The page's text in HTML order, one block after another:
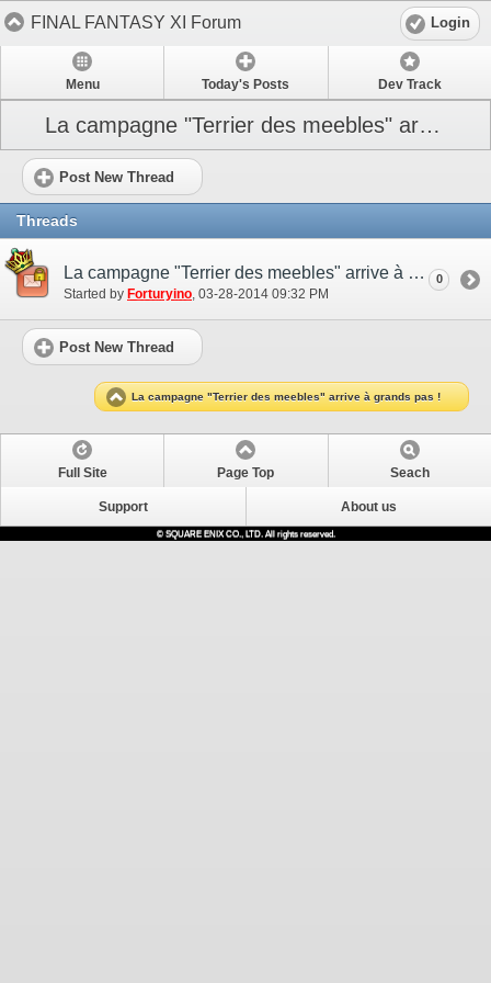
FINAL FANTASY XI Forum Login
Menu Today's Posts Dev Track
La campagne "Terrier des meebles" arrive à grands pas !
Post New Thread
Threads
La campagne "Terrier des meebles" arrive à grands pas !
Started by Forturyino‎, 03-28-2014 09:32 PM
0
Post New Thread
La campagne "Terrier des meebles" arrive à grands pas !
Full Site Page Top Seach
Support About us
© SQUARE ENIX CO., LTD. All rights reserved.